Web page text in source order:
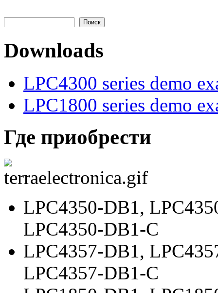
Форма поиска
Downloads
LPC4300 series demo
LPC1800 series demo
Где приобрести
LPC4350-DB1,
LPC4350-DB1-C
LPC4357-DB1,
LPC4357-DB1-C